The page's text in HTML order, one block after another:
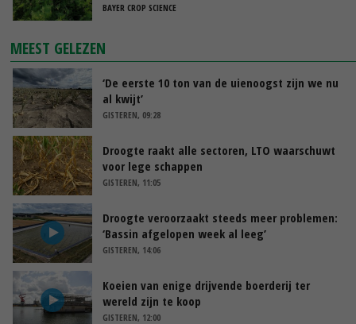
BAYER CROP SCIENCE
MEEST GELEZEN
‘De eerste 10 ton van de uienoogst zijn we nu
al kwijt’
GISTEREN, 09:28
Droogte raakt alle sectoren, LTO waarschuwt
voor lege schappen
GISTEREN, 11:05
Droogte veroorzaakt steeds meer problemen:
‘Bassin afgelopen week al leeg’
GISTEREN, 14:06
Koeien van enige drijvende boerderij ter
wereld zijn te koop
GISTEREN, 12:00